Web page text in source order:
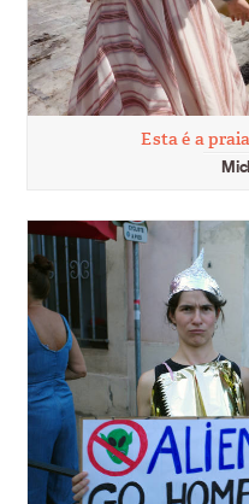
Esta é a